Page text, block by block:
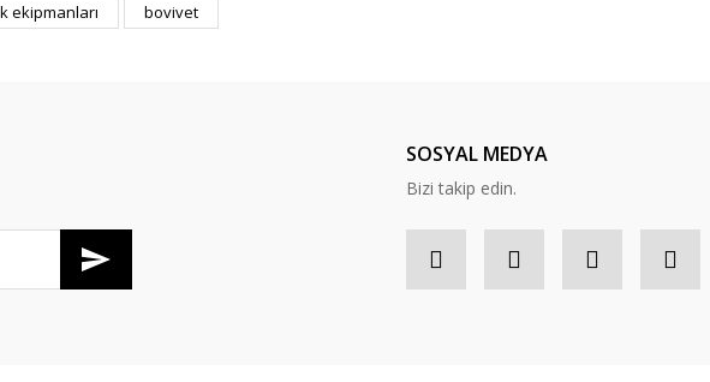
ekipmanları bovivet
SOSYAL MEDYA
Bizi takip edin.